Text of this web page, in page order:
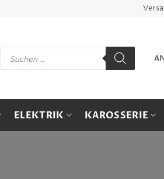
Products
search
ELEKTRIK KAROSSERIE